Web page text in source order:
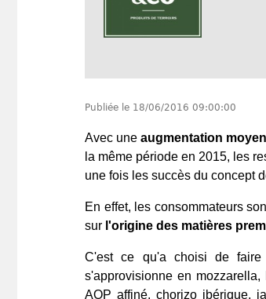
Publiée le 18/06/2016 09:00:00
Avec une augmentation
la même période en 2015, les
une fois les succès du concept
En effet, les consommateurs
sur l'origine des matières
C'est ce qu'a choisi de faire
s'approvisionne en mozzarella,
AOP affiné, chorizo ibérique,